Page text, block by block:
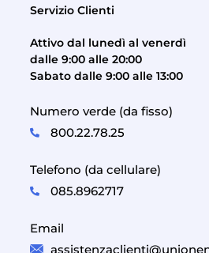
Servizio Clienti
Attivo dal lunedì al venerdì
dalle 9:00 alle 20:00
Sabato dalle 9:00 alle 13:00
Numero verde (da fisso)
800.22.78.25
Telefono (da cellulare)
085.8962717
Email